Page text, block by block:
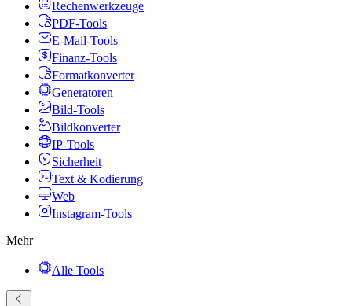
Rechenwerkzeuge
PDF-Tools
E-Mail-Tools
Finanz-Tools
Formatkonverter
Generatoren
Bild-Tools
Bildkonverter
IP-Tools
Sicherheit
Text & Kodierung
Web
Instagram-Tools
Mehr
Alle Tools